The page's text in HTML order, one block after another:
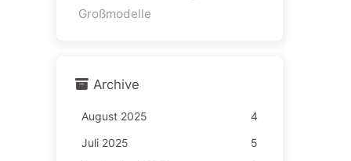
Großmodelle
Archive
August 2025
4
Juli 2025
5